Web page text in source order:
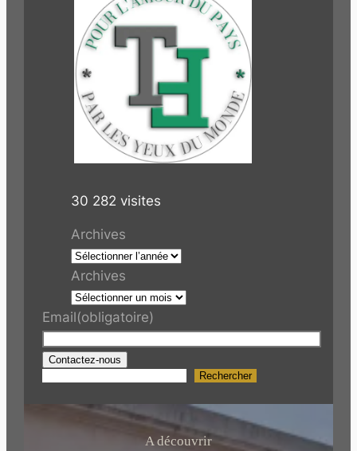
30 282 visites
Archives
Archives
Email(obligatoire)
Contactez-nous
R
Rechercher
A découvrir